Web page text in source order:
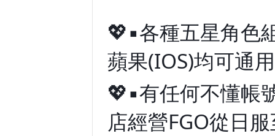
💖▪️各種五星角色
蘋果(IOS)均可通
💖▪️有任何不懂帳
店經營FGO從日